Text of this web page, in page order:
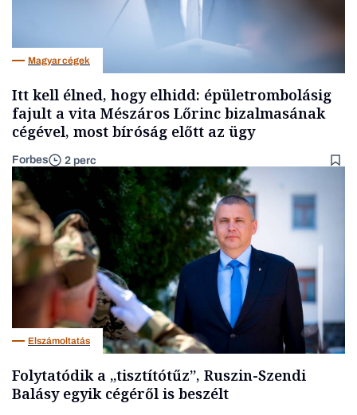
Magyar cégek
Itt kell élned, hogy elhidd: épületrombolásig
fajult a vita Mészáros Lőrinc bizalmasának
cégével, most bíróság előtt az ügy
Forbes 2 perc
Elszámoltatás
Folytatódik a „tisztítótűz”, Ruszin-Szendi
Balásy egyik cégéről is beszélt